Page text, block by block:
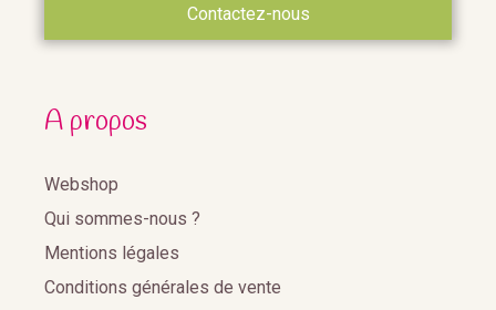
Contactez-nous
A propos
Webshop
Qui sommes-nous ?
Mentions légales
Conditions générales de vente